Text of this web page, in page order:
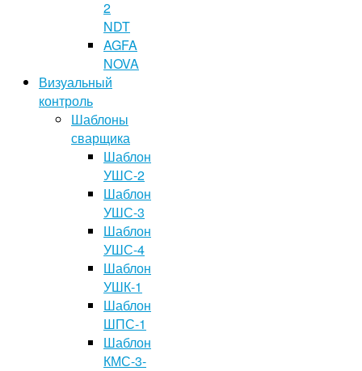
2
NDT
AGFA
NOVA
Визуальный
контроль
Шаблоны
сварщика
Шаблон
УШС-2
Шаблон
УШС-3
Шаблон
УШС-4
Шаблон
УШК-1
Шаблон
ШПС-1
Шаблон
КМС-3-